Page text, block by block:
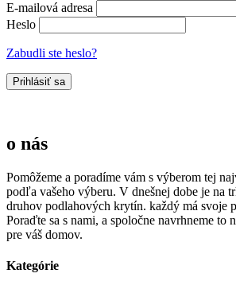
E-mailová adresa
Heslo
Zabudli ste heslo?
Prihlásiť sa
o nás
Pomôžeme a poradíme vám s výberom tej
podľa vašeho výberu. V dnešnej dobe je na
druhov podlahových krytín. každý má svoje
Poraďte sa s nami, a spoločne navrhneme to
pre váš domov.
Kategórie